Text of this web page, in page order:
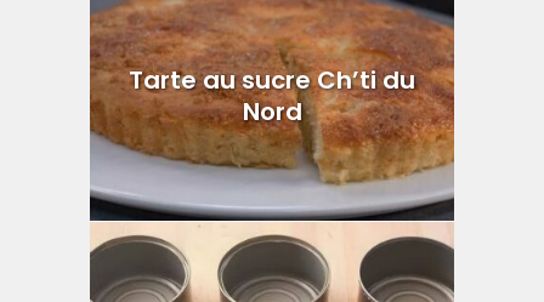
Tarte au sucre Ch’ti du
Nord